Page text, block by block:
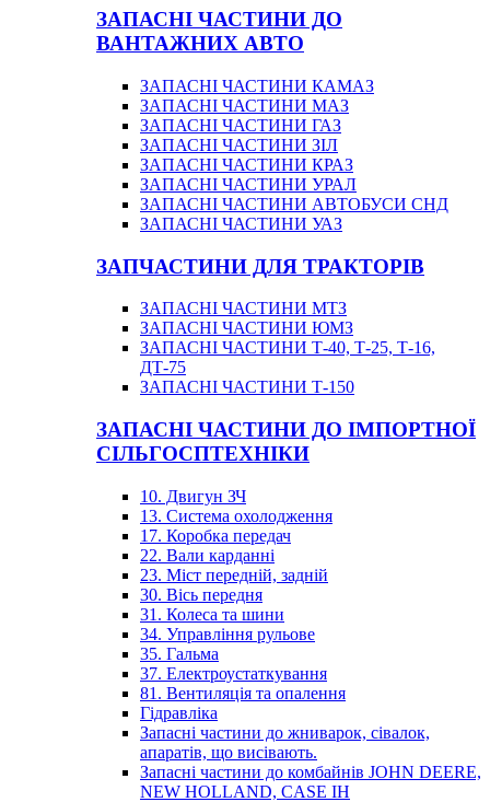
ЗАПАСНІ ЧАСТИНИ ДО
ВАНТАЖНИХ АВТО
ЗАПАСНІ ЧАСТИНИ КАМАЗ
ЗАПАСНІ ЧАСТИНИ МАЗ
ЗАПАСНІ ЧАСТИНИ ГАЗ
ЗАПАСНІ ЧАСТИНИ ЗІЛ
ЗАПАСНІ ЧАСТИНИ КРАЗ
ЗАПАСНІ ЧАСТИНИ УРАЛ
ЗАПАСНІ ЧАСТИНИ АВТОБУСИ СНД
ЗАПАСНІ ЧАСТИНИ УАЗ
ЗАПЧАСТИНИ ДЛЯ ТРАКТОРІВ
ЗАПАСНІ ЧАСТИНИ МТЗ
ЗАПАСНІ ЧАСТИНИ ЮМЗ
ЗАПАСНІ ЧАСТИНИ Т-40, Т-25, Т-16,
ДТ-75
ЗАПАСНІ ЧАСТИНИ Т-150
ЗАПАСНІ ЧАСТИНИ ДО ІМПОРТНОЇ
СІЛЬГОСПТЕХНІКИ
10. Двигун ЗЧ
13. Система охолодження
17. Коробка передач
22. Вали карданні
23. Міст передній, задній
30. Вісь передня
31. Колеса та шини
34. Управління рульове
35. Гальма
37. Електроустаткування
81. Вентиляція та опалення
Гідравліка
Запасні частини до жниварок, сівалок,
апаратів, що висівають.
Запасні частини до комбайнів JOHN DEERE,
NEW HOLLAND, CASE IH